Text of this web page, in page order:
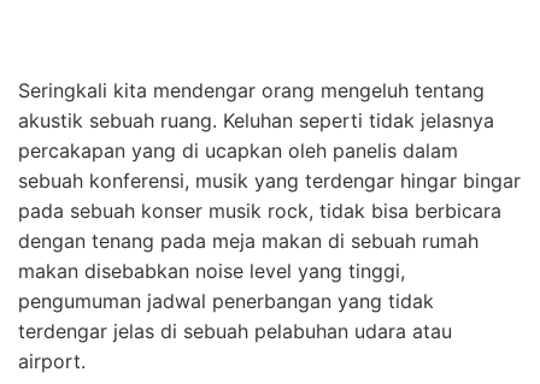
Seringkali kita mendengar orang mengeluh tentang
akustik sebuah ruang. Keluhan seperti tidak jelasnya
percakapan yang di ucapkan oleh panelis dalam
sebuah konferensi, musik yang terdengar hingar bingar
pada sebuah konser musik rock, tidak bisa berbicara
dengan tenang pada meja makan di sebuah rumah
makan disebabkan noise level yang tinggi,
pengumuman jadwal penerbangan yang tidak
terdengar jelas di sebuah pelabuhan udara atau
airport.